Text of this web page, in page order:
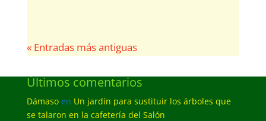
« Entradas más antiguas
Últimos comentarios
Dámasoen Un jardín para sustituir los árboles que
se talaron en la cafetería del Salón